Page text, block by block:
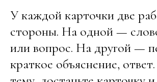
У каждой карточки две
стороны. На одной —
или вопрос. На другой —
краткое объяснение,